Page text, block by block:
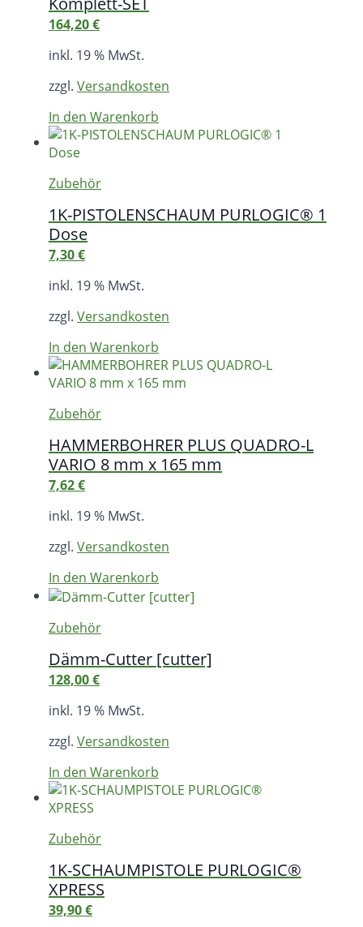
164,20€
inkl. 19 % MwSt.
zzgl. Versandkosten
In den Warenkorb
Zubehör
1K-PISTOLENSCHAUM PURLOGIC® 1
Dose
7,30€
inkl. 19 % MwSt.
zzgl. Versandkosten
In den Warenkorb
Zubehör
HAMMERBOHRER PLUS QUADRO-L
VARIO 8 mm x 165 mm
7,62€
inkl. 19 % MwSt.
zzgl. Versandkosten
In den Warenkorb
Zubehör
Dämm-Cutter [cutter]
128,00€
inkl. 19 % MwSt.
zzgl. Versandkosten
In den Warenkorb
Zubehör
1K-SCHAUMPISTOLE PURLOGIC®
XPRESS
39,90€